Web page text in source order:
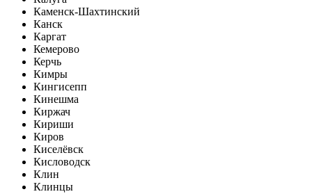
Каменск-Шахтинский
Канск
Каргат
Кемерово
Керчь
Кимры
Кингисепп
Кинешма
Киржач
Кириши
Киров
Киселёвск
Кисловодск
Клин
Клинцы